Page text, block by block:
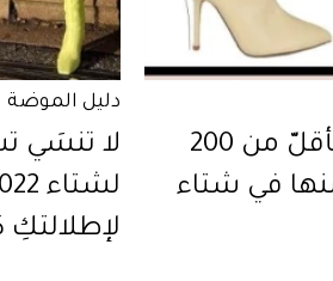
موديلات بوتس بأقلّ من 200
في شتاء
دليل الموضة
لا تنسَي
لإطلالتكِ